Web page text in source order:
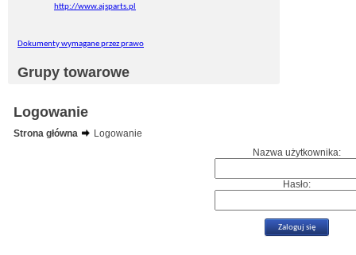
http://www.ajsparts.pl
Dokumenty wymagane przez prawo
Grupy towarowe
Logowanie
Strona główna
Logowanie
Nazwa użytkownika:
Hasło: